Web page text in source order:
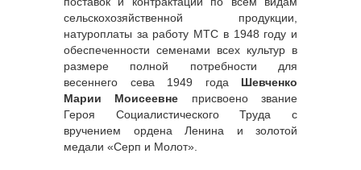
сельскохозяйственной продукции,
натуроплаты за работу МТС в 1948 году и
обеспеченности семенами всех культур в
размере полной потребности для
весеннего сева 1949 года Шевченко
Марии Моисеевне присвоено звание
Героя Социалистического Труда с
вручением ордена Ленина и золотой
медали «Серп и Молот».